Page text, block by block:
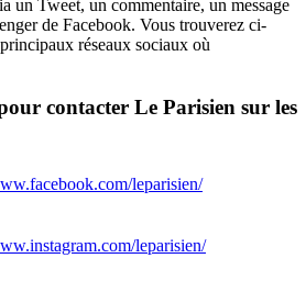
un Tweet, un commentaire, un message
de Facebook. Vous trouverez ci-
réseaux sociaux où
contacter Le Parisien sur les
leparisien/
leparisien/